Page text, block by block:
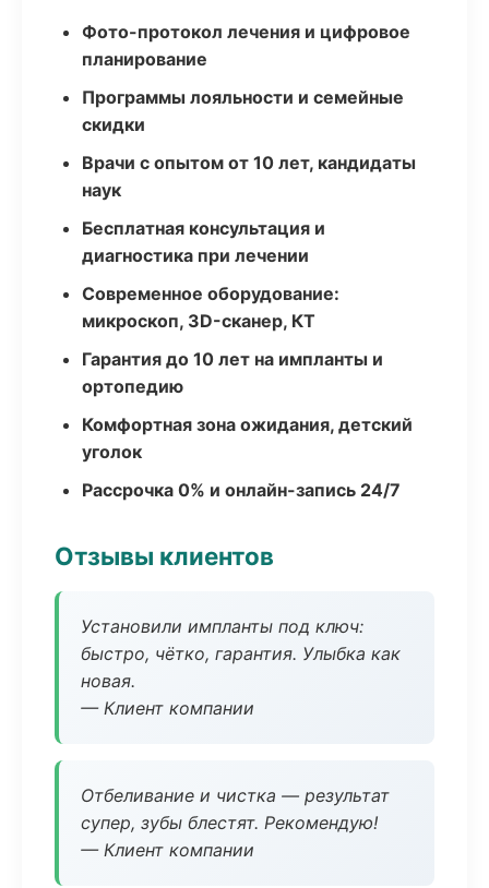
Фото-протокол лечения и цифровое
планирование
Программы лояльности и семейные
скидки
Врачи с опытом от 10 лет, кандидаты
наук
Бесплатная консультация и
диагностика при лечении
Современное оборудование:
микроскоп, 3D-сканер, КТ
Гарантия до 10 лет на импланты и
ортопедию
Комфортная зона ожидания, детский
уголок
Рассрочка 0% и онлайн-запись 24/7
Отзывы клиентов
Установили импланты под ключ:
быстро, чётко, гарантия. Улыбка как
новая.
— Клиент компании
Отбеливание и чистка — результат
супер, зубы блестят. Рекомендую!
— Клиент компании